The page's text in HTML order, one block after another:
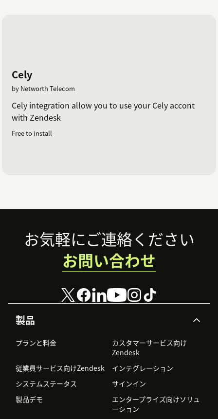
Cely
by Networth Telecom
Cely integration allow you to use your Cely accont
with Zendesk
Free to install
Footer
製品
プランと料金
カスタマーサービス向け
Zendesk
従業員サービス向けZendesk
インテグレーション
システムステータス
サインイン
製品デモ
エンタープライズ向けソリュ
ーション
お気軽にご連絡ください
お問い合わせ